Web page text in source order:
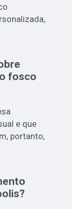
fosco
e que
portanto,